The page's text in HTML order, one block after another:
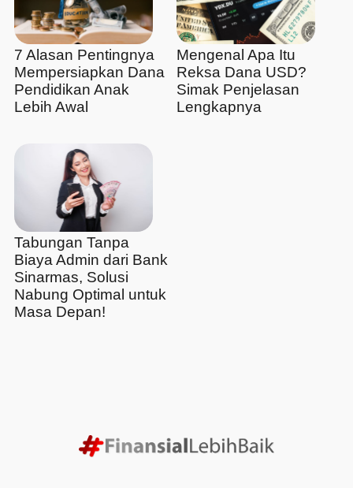
7 Alasan Pentingnya
Mempersiapkan Dana
Pendidikan Anak
Lebih Awal
Mengenal Apa Itu
Reksa Dana USD?
Simak Penjelasan
Lengkapnya
Tabungan Tanpa
Biaya Admin dari Bank
Sinarmas, Solusi
Nabung Optimal untuk
Masa Depan!